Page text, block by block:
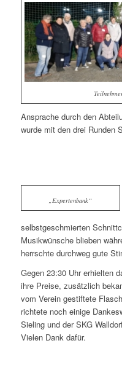
Ansprache durch den
wurde mit den drei Runden
„Expertenbank“
selbstgeschmierten
Musikwünsche blieben
herrschte durchweg gute
Gegen 23:30 Uhr erhielten
ihre Preise, zusätzlich
vom Verein gestiftete
richtete noch einige
Sieling und der SKG
Vielen Dank dafür.